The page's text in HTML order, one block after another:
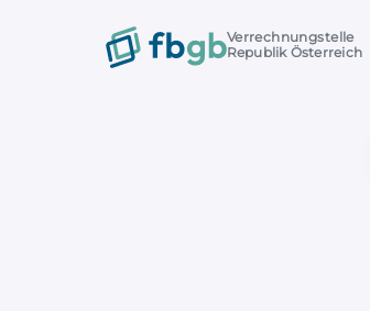
Verrechnungstelle
Republik Österreich